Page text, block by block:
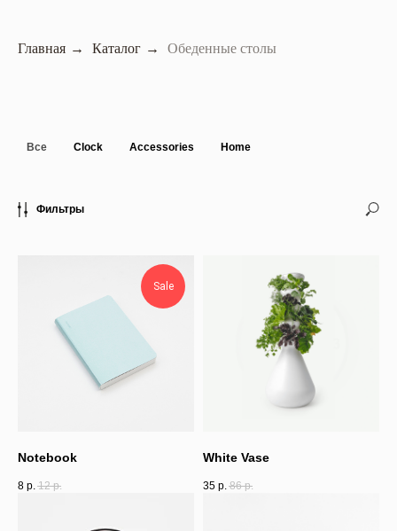
Главная → Каталог → Обеденные столы
Все Clock Accessories Home
Фильтры
Sale
Notebook
8 р. 12 р.
White Vase
35 р. 86 р.